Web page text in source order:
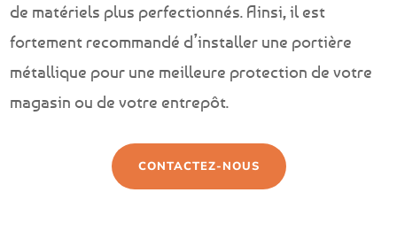
de matériels plus perfectionnés. Ainsi, il est
fortement recommandé d’installer une portière
métallique pour une meilleure protection de votre
magasin ou de votre entrepôt.
CONTACTEZ-NOUS